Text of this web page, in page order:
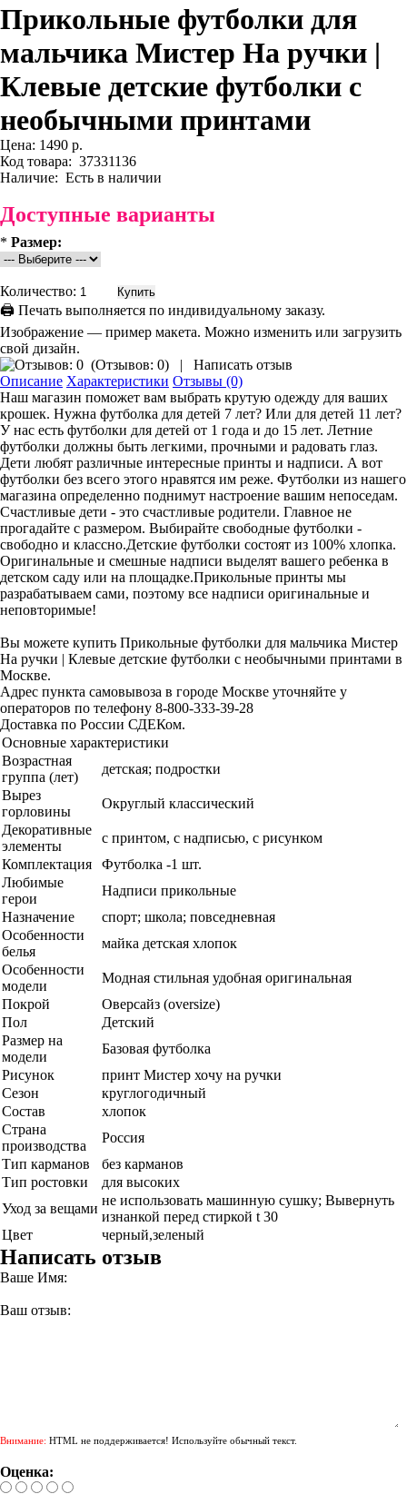
Прикольные футболки для
мальчика Мистер На ручки |
Клевые детские футболки с
необычными принтами
Цена: 1490 р.
Код товара: 37331136
Наличие: Есть в наличии
Доступные варианты
* Размер:
Количество:
🖨 Печать выполняется по индивидуальному заказу.
Изображение — пример макета. Можно изменить или загрузить
свой дизайн.
(Отзывов: 0) |
Написать отзыв
Описание Характеристики Отзывы (0)
Наш магазин поможет вам выбрать крутую одежду для ваших
крошек. Нужна футболка для детей 7 лет? Или для детей 11 лет?
У нас есть футболки для детей от 1 года и до 15 лет. Летние
футболки должны быть легкими, прочными и радовать глаз.
Дети любят различные интересные принты и надписи. А вот
футболки без всего этого нравятся им реже. Футболки из нашего
магазина определенно поднимут настроение вашим непоседам.
Счастливые дети - это счастливые родители. Главное не
прогадайте с размером. Выбирайте свободные футболки -
свободно и классно.Детские футболки состоят из 100% хлопка.
Оригинальные и смешные надписи выделят вашего ребенка в
детском саду или на площадке.Прикольные принты мы
разрабатываем сами, поэтому все надписи оригинальные и
неповторимые!
Вы можете купить Прикольные футболки для мальчика Мистер
На ручки | Клевые детские футболки с необычными принтами в
Москве.
Адрес пункта самовывоза в городе Москве уточняйте у
операторов по телефону 8-800-333-39-28
Доставка по России СДЕКом.
Основные характеристики
Возрастная
группа (лет)
детская; подростки
Вырез
горловины
Округлый классический
Декоративные
элементы
с принтом, с надписью, с рисунком
Комплектация
Футболка -1 шт.
Любимые
герои
Надписи прикольные
Назначение
спорт; школа; повседневная
Особенности
белья
майка детская хлопок
Особенности
модели
Модная стильная удобная оригинальная
Покрой
Оверсайз (oversize)
Пол
Детский
Размер на
модели
Базовая футболка
Рисунок
принт Мистер хочу на ручки
Сезон
круглогодичный
Состав
хлопок
Страна
производства
Россия
Тип карманов
без карманов
Тип ростовки
для высоких
Уход за вещами
не использовать машинную сушку; Вывернуть
изнанкой перед стиркой t 30
Цвет
черный,зеленый
Написать отзыв
Ваше Имя:
Ваш отзыв:
Внимание: HTML не поддерживается! Используйте обычный текст.
Оценка: